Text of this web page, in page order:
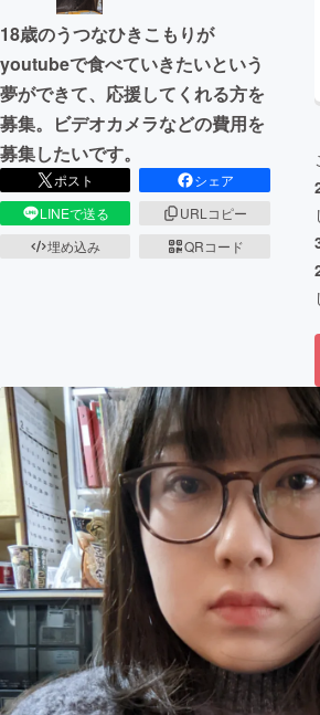
18歳のうつなひきこもりが
youtubeで食べていきたいという
夢ができて、応援してくれる方を
募集。ビデオカメラなどの費用を
募集したいです。
ポスト
シェア
LINEで送る
URLコピー
埋め込み
QRコード